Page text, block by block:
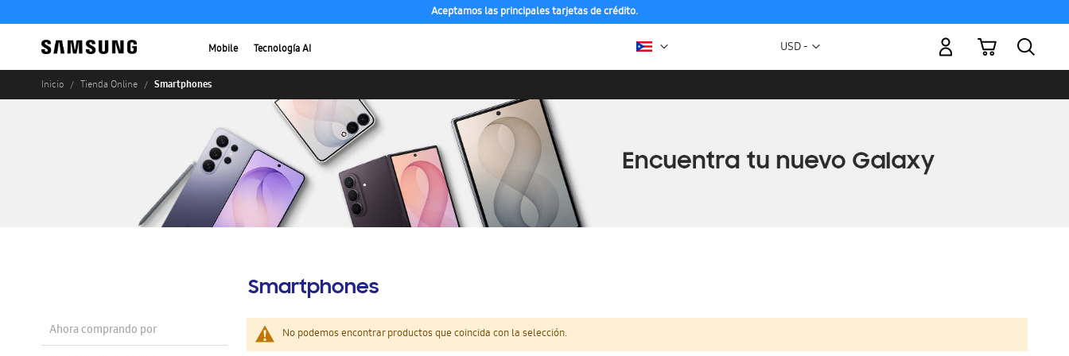
Aceptamos las principales tarjetas de crédito.
Mobile Tecnología AI Moneda
USD -
Mi carrito
Inicio Tienda Online Smartphones
Smartphones
No podemos encontrar productos que coincida con la selección.
Ahora comprando por